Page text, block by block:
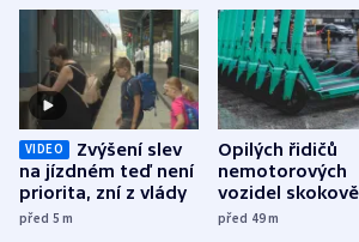
VIDEO
Zvýšení slev
na jízdném teď není
priorita, zní z vlády
před 5m
Opilých řidičů
nemotorových
vozidel skokově
přibylo, nejvíc ve
před 49m